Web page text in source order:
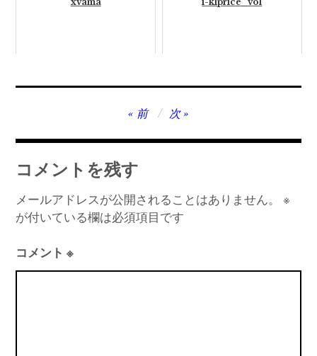
稿
ナ
ビ
ゲ
ー
シ
ョ
前 次
コメントを残す
メールアドレスが公開されることはありません。
※
が付いている欄は必須項目です
コメント※